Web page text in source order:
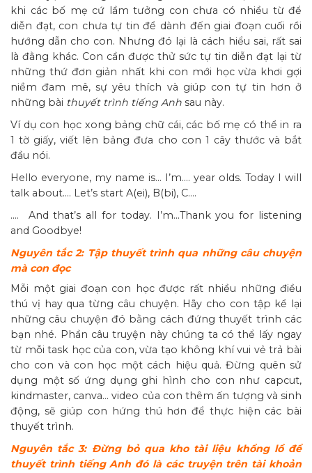
khi các bố mẹ cứ lầm tưởng con chưa có nhiều từ để
diễn đạt, con chưa tự tin để dành đến giai đoạn cuối rồi
hướng dẫn cho con. Nhưng đó lại là cách hiểu sai, rất sai
là đằng khác. Con cần được thử sức tự tin diễn đạt lại từ
những thứ đơn giản nhất khi con mới học vừa khơi gợi
niềm đam mê, sự yêu thích và giúp con tự tin hơn ở
những bài thuyết trình tiếng Anh sau này.
Ví dụ con học xong bảng chữ cái, các bố mẹ có thể in ra
1 tờ giấy, viết lên bảng đưa cho con 1 cây thước và bắt
đầu nói.
Hello everyone, my name is… I’m…. year olds. Today I will
talk about…. Let’s start A(ei), B(bi), C….
…. And that’s all for today. I’m…Thank you for listening
and Goodbye!
Nguyên tắc 2: Tập thuyết trình qua những câu chuyện
mà con đọc
Mỗi một giai đoạn con học được rất nhiều những điều
thú vị hay qua từng câu chuyện. Hãy cho con tập kể lại
những câu chuyện đó bằng cách đứng thuyết trình các
bạn nhé. Phần câu truyện này chúng ta có thể lấy ngay
từ mỗi task học của con, vừa tạo không khí vui vẻ trả bài
cho con và con học một cách hiệu quả. Đừng quên sử
dụng một số ứng dụng ghi hình cho con như capcut,
kindmaster, canva… video của con thêm ấn tượng và sinh
động, sẽ giúp con hứng thú hơn để thực hiện các bài
thuyết trình.
Nguyên tắc 3: Đừng bỏ qua kho tài liệu khổng lồ để
thuyết trình tiếng Anh đó là các truyện trên tài khoản